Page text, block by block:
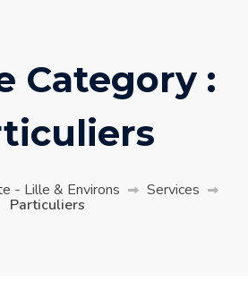
Category :
- Lille & Environs Services
Particuliers